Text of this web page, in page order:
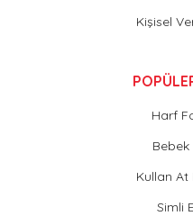
Kişisel
Harf
Bebek
Kullan
Simli